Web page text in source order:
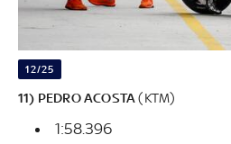
12/25
11) PEDRO ACOSTA(KTM)
1:58.396